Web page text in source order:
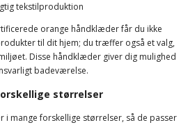
tekstilproduktion
orange håndklæder får du ikke
til dit hjem; du træffer også et valg,
Disse håndklæder giver dig mulighed
badeværelse.
størrelser
i mange forskellige størrelser, så de passer